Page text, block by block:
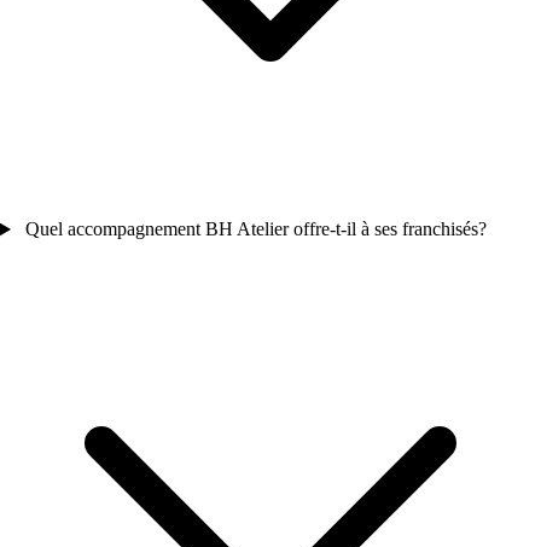
Quel accompagnement BH Atelier offre-t-il à ses franchisés?